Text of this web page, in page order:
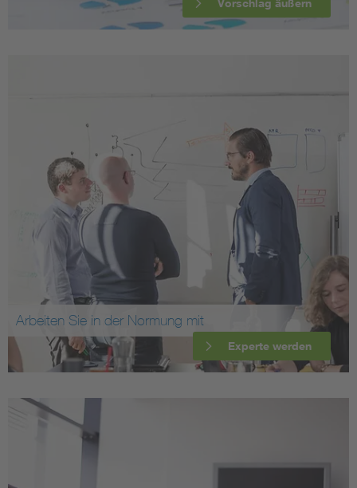
Vorschlag äußern
Arbeiten Sie in der Normung mit
Experte werden